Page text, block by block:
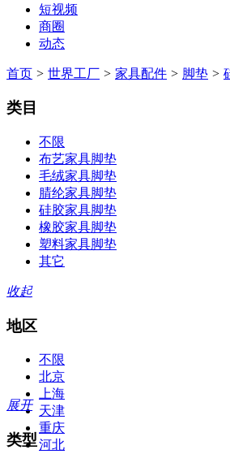
短视频
商圈
动态
首页 > 世界工厂 > 家具配件 > 脚垫 >
类目
不限
布艺家具脚垫
毛绒家具脚垫
腈纶家具脚垫
硅胶家具脚垫
橡胶家具脚垫
塑料家具脚垫
其它
收起
地区
不限
北京
上海
天津
重庆
河北
展开
类型